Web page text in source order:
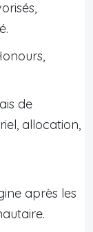
de
allocation,
après les